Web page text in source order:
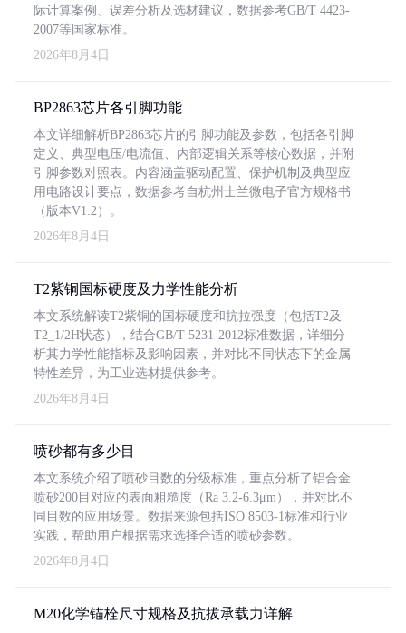
际计算案例、误差分析及选材建议，数据参考GB/T 4423-
2007等国家标准。
2026年8月4日
BP2863芯片各引脚功能
本文详细解析BP2863芯片的引脚功能及参数，包括各引脚
定义、典型电压/电流值、内部逻辑关系等核心数据，并附
引脚参数对照表。内容涵盖驱动配置、保护机制及典型应
用电路设计要点，数据参考自杭州士兰微电子官方规格书
（版本V1.2）。
2026年8月4日
T2紫铜国标硬度及力学性能分析
本文系统解读T2紫铜的国标硬度和抗拉强度（包括T2及
T2_1/2H状态），结合GB/T 5231-2012标准数据，详细分
析其力学性能指标及影响因素，并对比不同状态下的金属
特性差异，为工业选材提供参考。
2026年8月4日
喷砂都有多少目
本文系统介绍了喷砂目数的分级标准，重点分析了铝合金
喷砂200目对应的表面粗糙度（Ra 3.2-6.3μm），并对比不
同目数的应用场景。数据来源包括ISO 8503-1标准和行业
实践，帮助用户根据需求选择合适的喷砂参数。
2026年8月4日
M20化学锚栓尺寸规格及抗拔承载力详解